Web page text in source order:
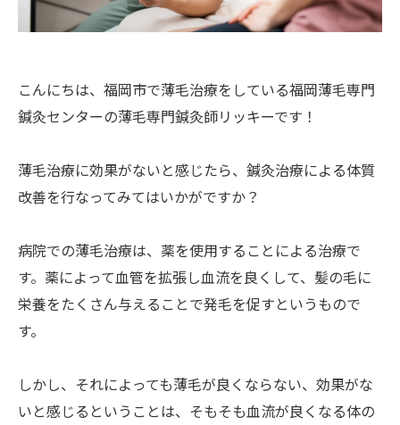
こんにちは、福岡市で薄毛治療をしている福岡薄毛専門
鍼灸センターの薄毛専門鍼灸師リッキーです！
薄毛治療に効果がないと感じたら、鍼灸治療による体質
改善を行なってみてはいかがですか？
病院での薄毛治療は、薬を使用することによる治療で
す。薬によって血管を拡張し血流を良くして、髪の毛に
栄養をたくさん与えることで発毛を促すというもので
す。
しかし、それによっても薄毛が良くならない、効果がな
いと感じるということは、そもそも血流が良くなる体の